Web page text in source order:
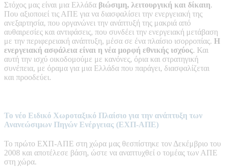
Στόχος μας είναι μια Ελλάδα βιώσιμη, λειτουργική και δίκαιη.
Που αξιοποιεί τις ΑΠΕ για να διασφαλίσει την ενεργειακή της
ανεξαρτησία, που οργανώνει την ανάπτυξή της μακριά από
αυθαιρεσίες και αντιφάσεις, που συνδέει την ενεργειακή μετάβαση
με την περιφερειακή ανάπτυξη, μέσα σε ένα πλαίσιο ισορροπίας. Η
ενεργειακή ασφάλεια είναι η νέα μορφή εθνικής ισχύος. Και
αυτή την ισχύ οικοδομούμε με κανόνες, όρια και στρατηγική
συνέπεια, με όραμα για μια Ελλάδα που παράγει, διασφαλίζεται
και προοδεύει.
Το νέο Ειδικό Χωροταξικό Πλαίσιο για την ανάπτυξη των
Ανανεώσιμων Πηγών Ενέργειας (ΕΧΠ-ΑΠΕ)
Το πρώτο ΕΧΠ-ΑΠΕ στη χώρα μας θεσπίστηκε τον Δεκέμβριο του
2008 και αποτέλεσε βάση, ώστε να αναπτυχθεί ο τομέας των ΑΠΕ
στη χώρα.